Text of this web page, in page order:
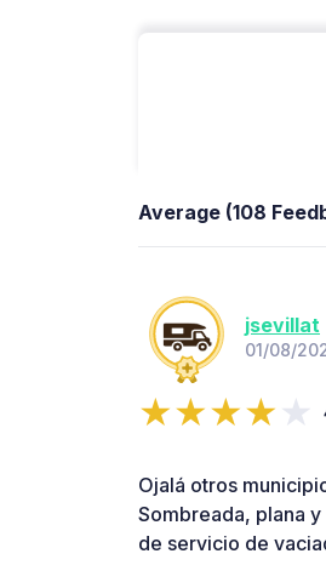
Average (108
jsevillat
01/08/
Ojalá otros
Sombreada, plana
de servicio de